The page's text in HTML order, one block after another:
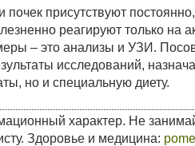
присутствуют
реагируют только на
– это анализы и УЗИ.
исследований,
но и специальную диету.
характер. Не
Здоровье и медицина: